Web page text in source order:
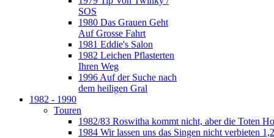
SOS
1980 Das Grauen Geht
Auf Grosse Fahrt
1981 Eddie's Salon
1982 Leichen Pflasterten
Ihren Weg
1996 Auf der Suche nach
dem heiligen Gral
1982 - 1990
Touren
1982/83 Roswitha kommt nicht, aber die Toten
1984 Wir lassen uns das Singen nicht verbieten